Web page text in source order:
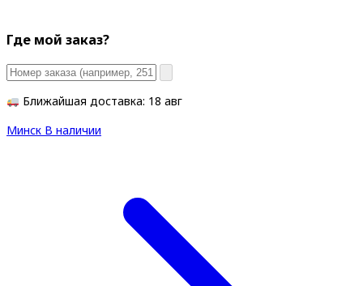
Где мой заказ?
Ближайшая доставка: 18 авг
Минск В наличии